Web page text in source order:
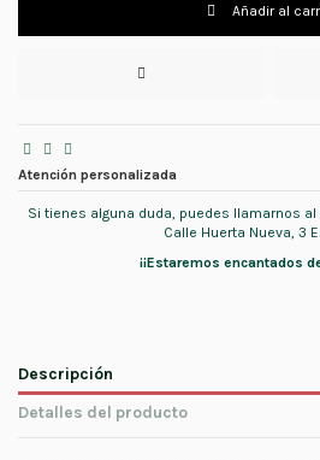
Añadir al
Atención personalizada
Si tienes alguna duda, puedes llamarnos
Calle Huerta Nueva, 3
¡¡Estaremos encantados
Descripción
Detalles del producto